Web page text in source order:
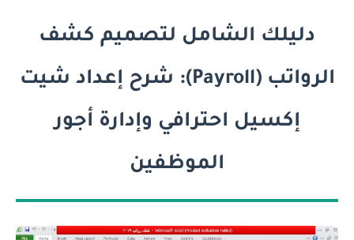
دليلك الشامل لتصميم كشف
الرواتب (Payroll): شرح إعداد شيت
إكسيل احترافي وإدارة أجور
الموظفين